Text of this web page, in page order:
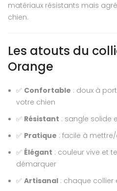
matériaux résistants mais
chien.
Les atouts du
Orange
✅ Confortable : doux à
votre chien
✅ Résistant : sangle solide
✅ Pratique : facile à
✅ Élégant : couleur vive et
démarquer
✅ Artisanal : chaque